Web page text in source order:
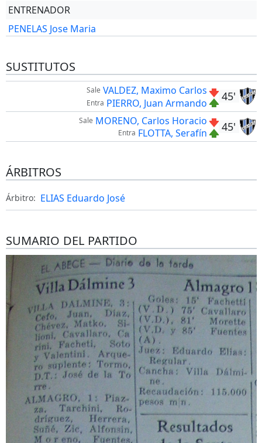
ENTRENADOR
PENELAS Jose Maria
SUSTITUTOS
45'
Sale VALDEZ, Maximo Carlos
Entra PIERRO, Juan Armando
45'
Sale MORENO, Carlos Horacio
Entra FLOTTA, Serafín
ÁRBITROS
Árbitro: ELIAS Eduardo José
SUMARIO DEL PARTIDO